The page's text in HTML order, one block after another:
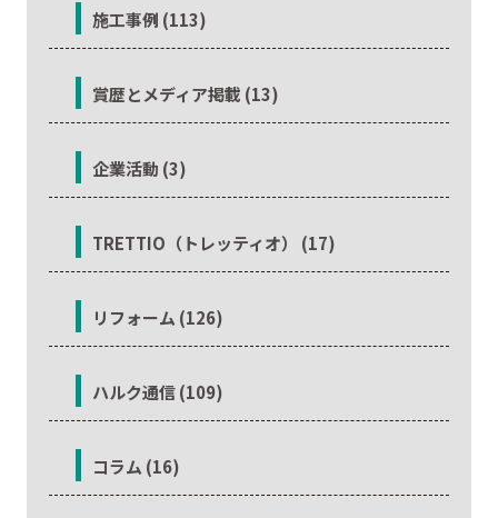
施工事例 (113)
賞歴とメディア掲載 (13)
企業活動 (3)
TRETTIO（トレッティオ） (17)
リフォーム (126)
ハルク通信 (109)
コラム (16)